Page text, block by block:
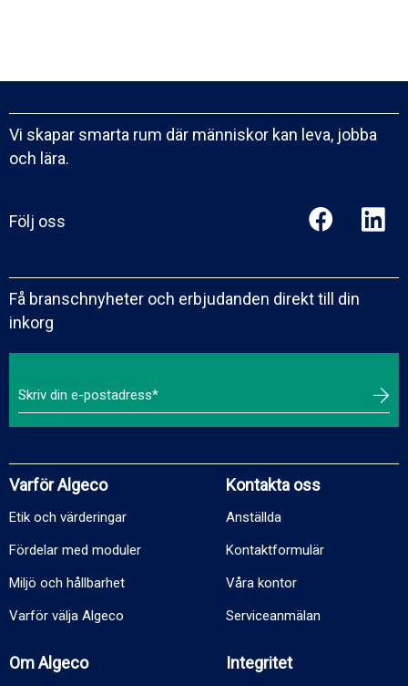
Vi skapar smarta rum där människor kan leva, jobba
och lära.
Följ oss
Få branschnyheter och erbjudanden direkt till din
inkorg
Varför Algeco
Etik och värderingar
Fördelar med moduler
Miljö och hållbarhet
Varför välja Algeco
Kontakta oss
Anställda
Kontaktformulär
Våra kontor
Serviceanmälan
Om Algeco Integritet